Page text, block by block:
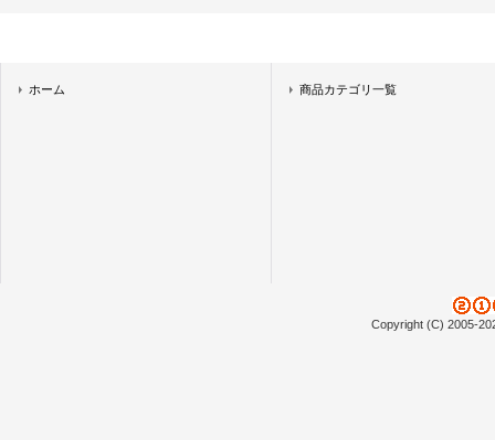
ホーム 商品カテゴリ一覧
Copyright (C) 2005-